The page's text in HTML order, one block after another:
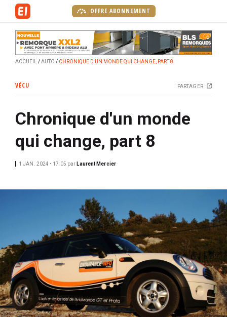
r
p
a
OFFRE ABONNEMENT
ACCUEIL AUTO CHRONIQUE D'UN MONDE QUI CHANGE, PART 8
VÉCU PARTAGER
Chronique d'un monde
qui change, part 8
1 JAN. 2024 • 17:05 par Laurent Mercier